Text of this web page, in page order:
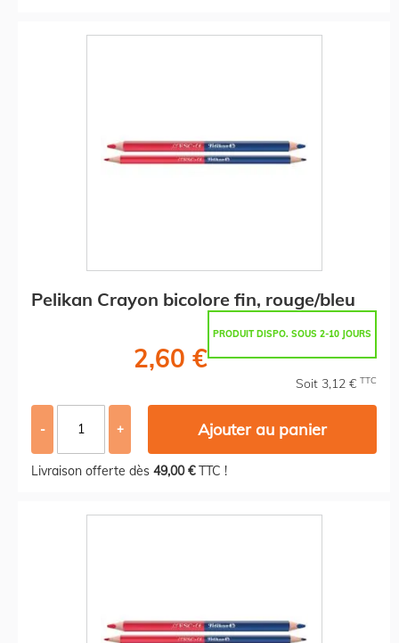
Pelikan Crayon bicolore fin, rouge/bleu
PRODUIT DISPO. SOUS 2-10 JOURS
2,60 €
Soit 3,12 € TTC
- + Ajouter au panier
Livraison offerte dès 49,00 €TTC !